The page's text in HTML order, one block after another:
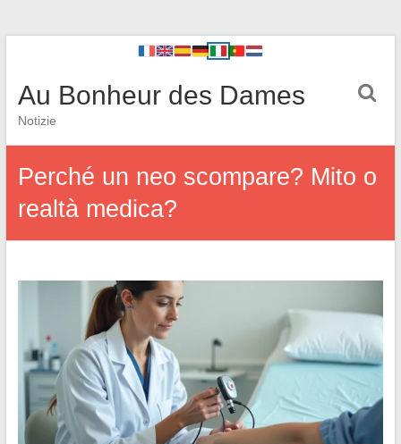
Au Bonheur des Dames
Notizie
Perché un neo scompare? Mito o
realtà medica?